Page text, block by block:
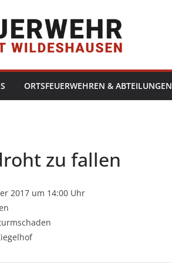
ORTSFEUERWEHREN & ABTEILUNGEN
zu fallen
2017 um 14:00 Uhr